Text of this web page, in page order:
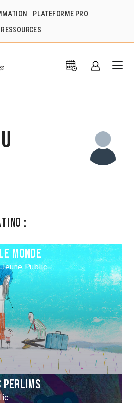
PLATEFORME PRO
RESSOURCES
:
monde
Public
Perlims